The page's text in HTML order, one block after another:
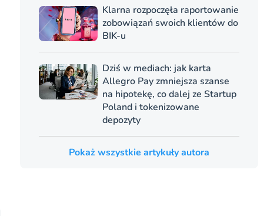
Klarna rozpoczęła raportowanie
zobowiązań swoich klientów do
BIK-u
Dziś w mediach: jak karta
Allegro Pay zmniejsza szanse
na hipotekę, co dalej ze Startup
Poland i tokenizowane
depozyty
Pokaż wszystkie artykuły autora